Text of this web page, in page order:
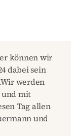
können wir
dabei sein
werden
und mit
Tag allen
und